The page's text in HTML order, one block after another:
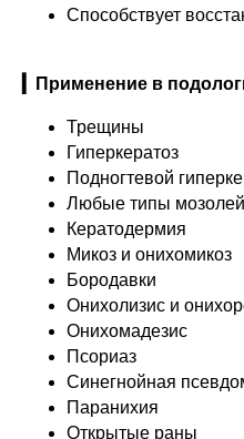
Способствует
▎Применение в
Трещины
Гиперкератоз
Подногтевой
Любые типы мозолей
Кератодермия
Микоз и онихомикоз
Бородавки
Онихолизис и
Онихомадезис
Псориаз
Синегнойная
Паранихия
Открытые раны